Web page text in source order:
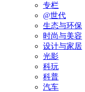
专栏
@世代
生态与环保
时尚与美容
设计与家居
光影
科玩
科普
汽车